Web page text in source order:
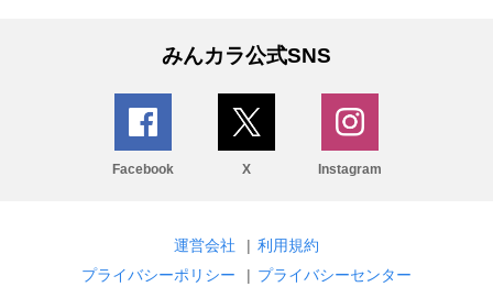
みんカラ公式SNS
Facebook X Instagram
運営会社 | 利用規約
プライバシーポリシー
| プライバシーセンター